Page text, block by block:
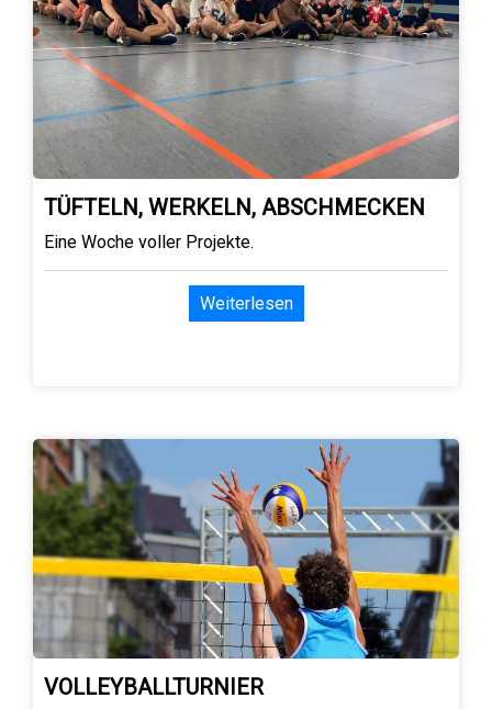
TÜFTELN, WERKELN, ABSCHMECKEN
Eine Woche voller Projekte.
Weiterlesen
VOLLEYBALLTURNIER